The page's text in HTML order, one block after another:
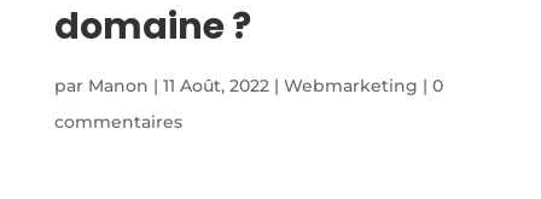
domaine ?
par Manon | 11 Août, 2022| Webmarketing | 0
commentaires